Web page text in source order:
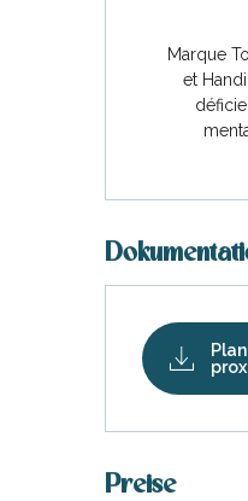
Marque
et
Preise